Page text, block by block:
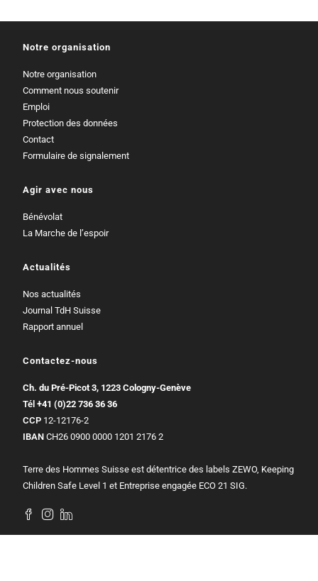
Notre organisation
Notre organisation
Comment nous soutenir
Emploi
Protection des données
Contact
Formulaire de signalement
Agir avec nous
Bénévolat
La Marche de l’espoir
Actualités
Nos actualités
Journal TdH Suisse
Rapport annuel
Contactez-nous
Ch. du Pré-Picot 3, 1223 Cologny-Genève
Tél +41 (0)22 736 36 36
CCP 12-12176-2
IBAN CH26 0900 0000 1201 2176 2
Terre des Hommes Suisse est détentrice des labels ZEWO, Keeping
Children Safe Level 1 et Entreprise engagée ECO 21 SIG.